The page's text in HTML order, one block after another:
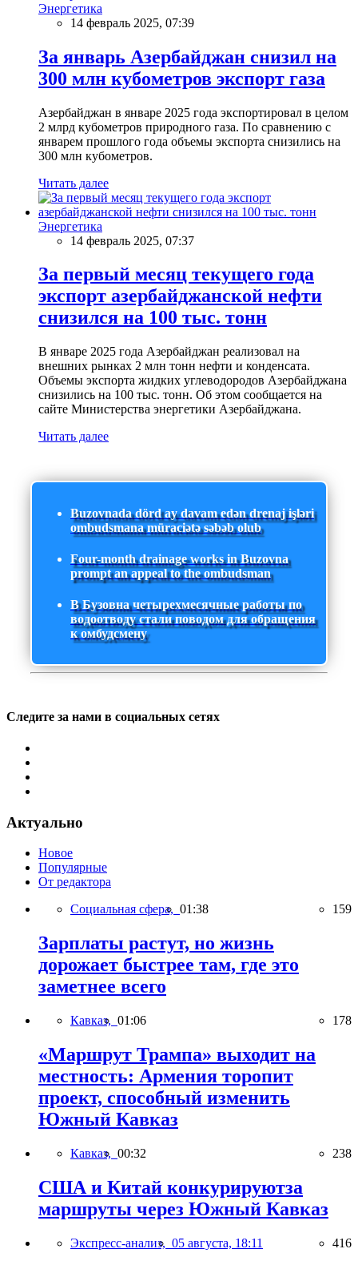
Энергетика
14 февраль 2025, 07:39
За январь Азербайджан снизил на
300 млн кубометров экспорт газа
Азербайджан в январе 2025 года экспортировал в целом
2 млрд кубометров природного газа. По сравнению с
январем прошлого года объемы экспорта снизились на
300 млн кубометров.
Читать далее
Энергетика
14 февраль 2025, 07:37
За первый месяц текущего года
экспорт азербайджанской нефти
снизился на 100 тыс. тонн
В январе 2025 года Азербайджан реализовал на
внешних рынках 2 млн тонн нефти и конденсата.
Объемы экспорта жидких углеводородов Азербайджана
снизились на 100 тыс. тонн. Об этом сообщается на
сайте Министерства энергетики Азербайджана.
Читать далее
Buzovnada dörd ay davam edən drenaj işləri
ombudsmana müraciətə səbəb olub
Four-month drainage works in Buzovna
prompt an appeal to the ombudsman
В Бузовна четырехмесячные работы по
водоотводу стали поводом для обращения
к омбудсмену
Следите за нами в социальных сетях
Актуально
Новое
Популярные
От редактора
Социальная сфера, 01:38 159
Зарплаты растут, но жизнь
дорожает быстрее там, где это
заметнее всего
Кавказ, 01:06 178
«Маршрут Трампа» выходит на
местность: Армения торопит
проект, способный изменить
Южный Кавказ
Кавказ, 00:32 238
США и Китай конкурируютза
маршруты через Южный Кавказ
Экспресс-анализ, 05 августа, 18:11 416